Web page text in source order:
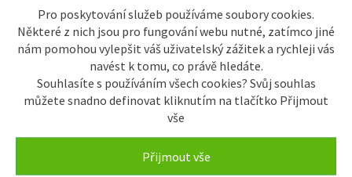
Pro poskytování služeb používáme soubory cookies.
Některé z nich jsou pro fungování webu nutné, zatímco jiné
nám pomohou vylepšit váš uživatelský zážitek a rychleji vás
navést k tomu, co právě hledáte.
Souhlasíte s používáním všech cookies? Svůj souhlas
můžete snadno definovat kliknutím na tlačítko Přijmout
vše
Přijmout vše
rádiové vlny, které mají nízkou úroveň rušení, dobré šíření signálu,
velký dosah a jsouschopné proniknout zdí. Na vysílači pak
naleznete mikrofonní a linkový vstup, na přijímači zase objevíte
linkový a sluchátkový výstup pro přímé monitorování
Automatický zámek zabrání nechtěné změně nastavení. K dispozici
máte takétlačítko Mute pro rychlé utlumenía další praktické
funkce, které rapidně usnadní a urychlí vaší práci v terénu.